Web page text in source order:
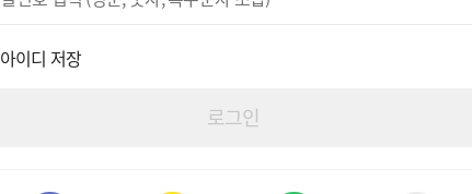
아이디 저장
로그인